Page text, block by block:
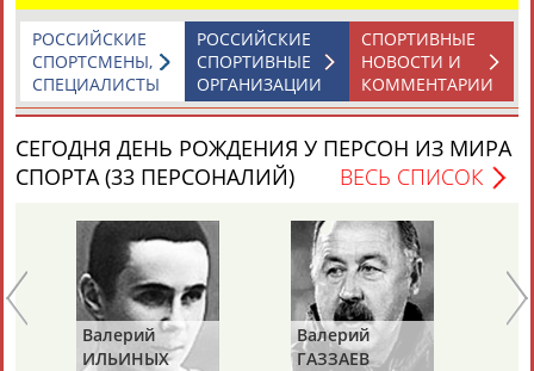
Каримжан
АБДРАХМАНОВ
Аделя
АБДРАХМАНОВА
Андрей
АБДУВАЛИЕВ
Герман
АБДУЛАЕВ
Рамазан
АБДУЛАЕВ
Тагир
АБДУЛАЕВ
Камиль
АБДУЛАЗИЗОВ
Загалав
АБДУЛБЕКОВ
СПОРТИВНЫЕ
НОВОСТИ И
КОММЕНТАРИИ
РОССИЙСКИЕ
СПОРТИВНЫЕ
ОРГАНИЗАЦИИ
РОССИЙСКИЕ
СПОРТСМЕНЫ,
СПЕЦИАЛИСТЫ
СЕГОДНЯ ДЕНЬ РОЖДЕНИЯ У ПЕРСОН ИЗ МИРА
СПОРТА (33 ПЕРСОНАЛИЙ)
ВЕСЬ СПИСОК
Валерий
ИЛЬИНЫХ
Валерий
ГАЗЗАЕВ